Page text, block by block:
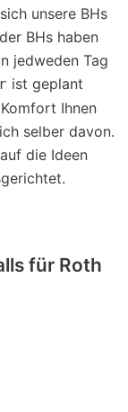
unsere BHs
BHs haben
jedweden Tag
ist geplant
Ihnen
selber davon.
die Ideen
für Roth